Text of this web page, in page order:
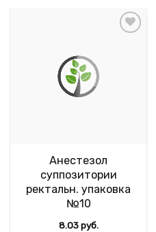
Анестезол
суппозитории
ректальн. упаковка
№10
8.03руб.